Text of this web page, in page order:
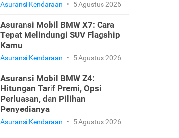
Asuransi Kendaraan • 5 Agustus 2026
Asuransi Mobil BMW X7: Cara
Tepat Melindungi SUV Flagship
Kamu
Asuransi Kendaraan • 5 Agustus 2026
Asuransi Mobil BMW Z4:
Hitungan Tarif Premi, Opsi
Perluasan, dan Pilihan
Penyedianya
Asuransi Kendaraan • 5 Agustus 2026